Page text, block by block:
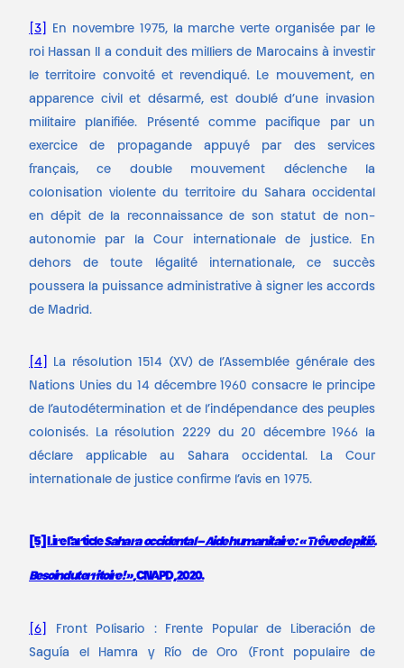
[3]
En novembre 1975, la marche verte organisée par le
roi Hassan II a conduit des milliers de Marocains à investir
le territoire convoité et revendiqué. Le mouvement, en
apparence civil et désarmé, est doublé d’une invasion
militaire planifiée. Présenté comme pacifique par un
exercice de propagande appuyé par des services
français, ce double mouvement déclenche la
colonisation violente du territoire du Sahara occidental
en dépit de la reconnaissance de son statut de non-
autonomie par la Cour internationale de justice. En
dehors de toute légalité internationale, ce succès
poussera la puissance administrative à signer les accords
de Madrid.
[4]
La résolution 1514 (XV) de l’Assemblée générale des
Nations Unies du 14 décembre 1960 consacre le principe
de l’autodétermination et de l’indépendance des peuples
colonisés. La résolution 2229 du 20 décembre 1966 la
déclare applicable au Sahara occidental. La Cour
internationale de justice confirme l’avis en 1975.
[5] Lire l’articleSahara occidental – Aide humanitaire : « Trêve de pitié.
Besoin du territoire ! », CNAPD, 2020.
[6]
Front Polisario : Frente Popular de Liberación de
Saguía el Hamra y Río de Oro (Front populaire de